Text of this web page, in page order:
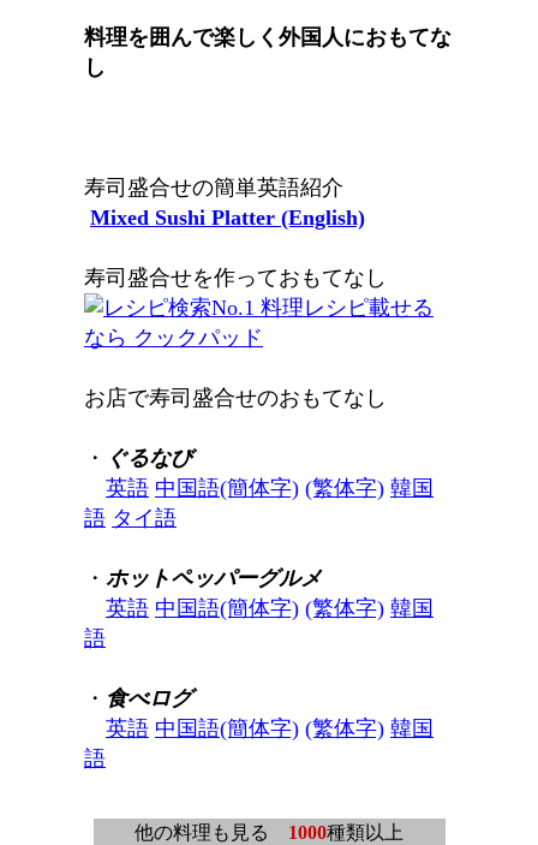
料理を囲んで楽しく外国人におもてな
し
寿司盛合せの簡単英語紹介
Mixed Sushi Platter (English)
寿司盛合せを作っておもてなし
お店で寿司盛合せのおもてなし
・ ぐるなび
英語 中国語(簡体字) (繁体字) 韓国
語 タイ語
・ ホットペッパーグルメ
英語 中国語(簡体字) (繁体字) 韓国
語
・ 食べログ
英語 中国語(簡体字) (繁体字) 韓国
語
他の料理も見る 1000種類以上